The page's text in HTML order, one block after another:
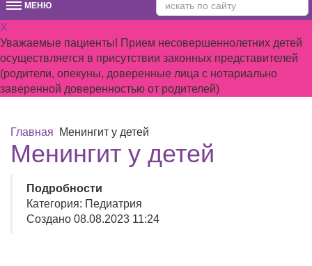
МЕНЮМЕНЮ
X
Уважаемые пациенты! Прием несовершеннолетних детей
осуществляется в присутствии законных представителей
(родители, опекуны, доверенные лица с нотариально
заверенной доверенностью от родителей)
Главная Менингит у детей
Менингит у детей
Подробности
Категория: Педиатрия
Создано 08.08.2023 11:24